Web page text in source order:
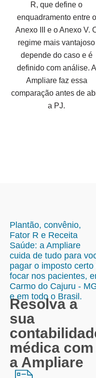
R, que define o
enquadramento entre o
Anexo III e o Anexo V.
regime mais vantajoso
depende do caso e é
definido com análise. A
Ampliare faz essa
comparação antes de
a PJ.
Plantão, convênio,
Fator R e Receita
Saúde: a Ampliare
cuida de tudo para
pagar o imposto certo
focar nos pacientes,
Carmo do Cajuru -
e em todo o Brasil.
Resolva a
sua
médica com
a Ampliare